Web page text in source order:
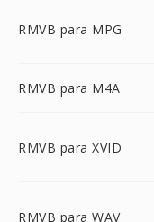
RMVB para MPG
RMVB para M4A
RMVB para XVID
RMVB para WAV